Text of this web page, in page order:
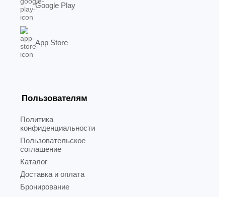
Google Play
App Store
Пользователям
Политика
конфиденциальности
Пользовательское
соглашение
Каталог
Доставка и оплата
Бронирование